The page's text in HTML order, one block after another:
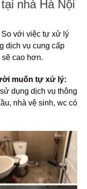
nhà Hà Nội
So với việc tự xử lý
dịch vụ cung cấp
cao hơn.
muốn tự xử lý:
dụng dịch vụ thông
nhà vệ sinh, wc có